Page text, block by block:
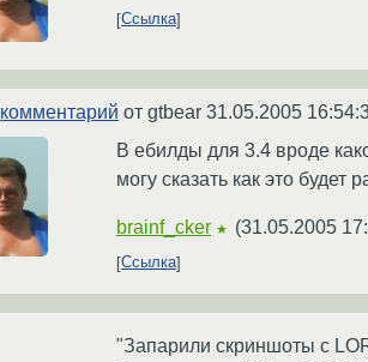
Ссылка
комментарий от gtbear 31.05.2005
В ебилды для 3.4 вроде
могу сказать как это будет
brainf_cker ★ (31.05.2005
Ссылка
"Запарили скриншоты с